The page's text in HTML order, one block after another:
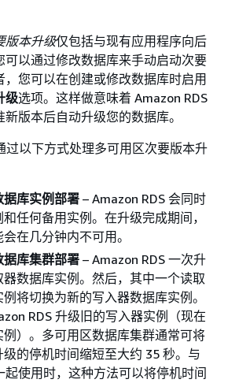
版本升级仅包括与现有应用程序向后
可以通过修改数据库来手动启动次要
，您可以在创建或修改数据库时启用
级选项。这样做意味着 Amazon RDS
版本后自动升级您的数据库。
过以下方式处理多可用区次要版本升
据库实例部署– Amazon RDS 会同时
任何备用实例。在升级完成期间，
在几分钟内不可用。
据库集群部署– Amazon RDS 一次升
数据库实例。然后，其中一个读取
将切换为新的写入器数据库实例。
RDS 升级旧的写入器实例（现在
例）。多可用区数据库集群通常可将
级的停机时间缩短至大约 35 秒。与
起使用时，这种方法可以将停机时间